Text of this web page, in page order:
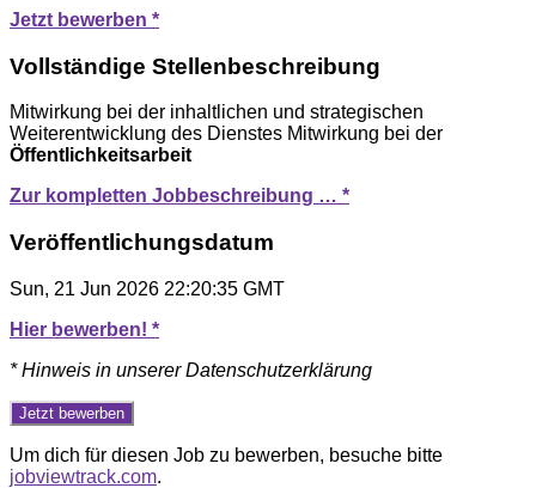
Jetzt bewerben *
Vollständige Stellenbeschreibung
Mitwirkung bei der inhaltlichen und strategischen
Weiterentwicklung des Dienstes Mitwirkung bei der
Öffentlichkeitsarbeit
Zur kompletten Jobbeschreibung … *
Veröffentlichungsdatum
Sun, 21 Jun 2026 22:20:35 GMT
Hier bewerben! *
* Hinweis in unserer Datenschutzerklärung
Um dich für diesen Job zu bewerben, besuche bitte
jobviewtrack.com.